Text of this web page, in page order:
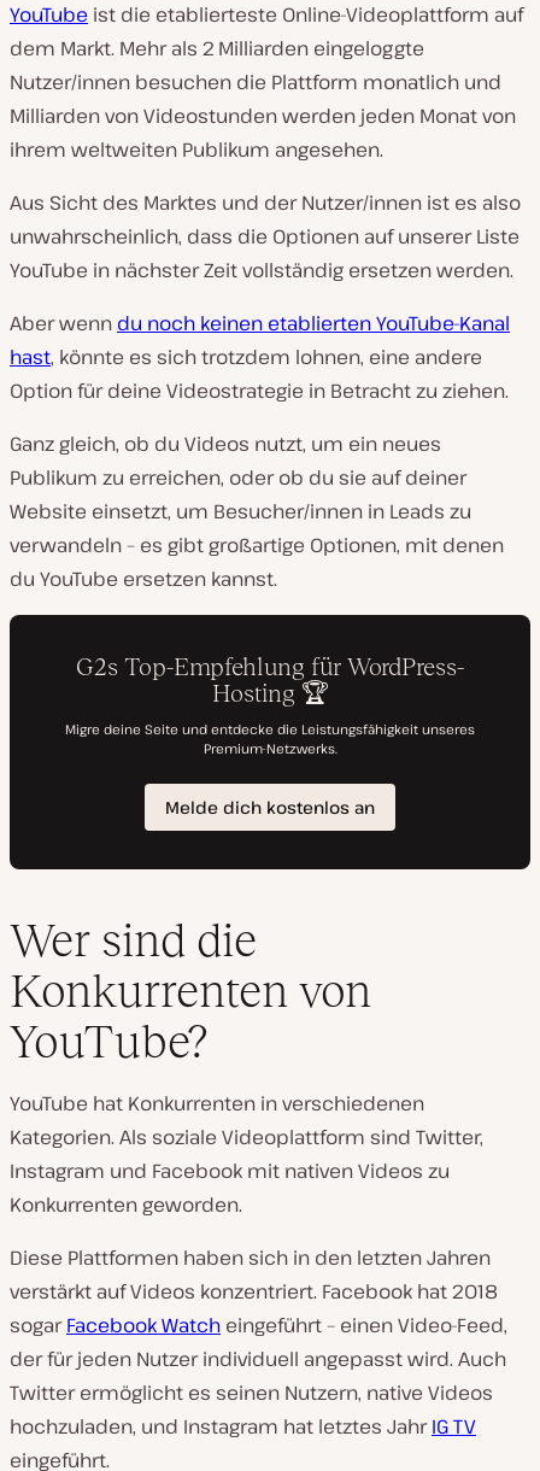
YouTube ist die etablierteste Online-Videoplattform auf
dem Markt. Mehr als 2 Milliarden eingeloggte
Nutzer/innen besuchen die Plattform monatlich und
Milliarden von Videostunden werden jeden Monat von
ihrem weltweiten Publikum angesehen.
Aus Sicht des Marktes und der Nutzer/innen ist es also
unwahrscheinlich, dass die Optionen auf unserer Liste
YouTube in nächster Zeit vollständig ersetzen werden.
Aber wenn du noch keinen etablierten YouTube-Kanal
hast, könnte es sich trotzdem lohnen, eine andere
Option für deine Videostrategie in Betracht zu ziehen.
Ganz gleich, ob du Videos nutzt, um ein neues
Publikum zu erreichen, oder ob du sie auf deiner
Website einsetzt, um Besucher/innen in Leads zu
verwandeln – es gibt großartige Optionen, mit denen
du YouTube ersetzen kannst.
Wer sind die
Konkurrenten von
YouTube?
YouTube hat Konkurrenten in verschiedenen
Kategorien. Als soziale Videoplattform sind Twitter,
Instagram und Facebook mit nativen Videos zu
Konkurrenten geworden.
Diese Plattformen haben sich in den letzten Jahren
verstärkt auf Videos konzentriert. Facebook hat 2018
sogarFacebook Watch eingeführt – einen Video-Feed,
der für jeden Nutzer individuell angepasst wird. Auch
Twitter ermöglicht es seinen Nutzern, native Videos
hochzuladen, und Instagram hat letztes JahrIG TV
eingeführt.